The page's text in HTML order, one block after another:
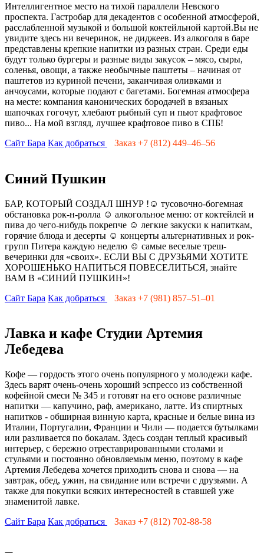
Интеллигентное место на тихой параллели Невского
проспекта. Гаcтробар для декадентов c особенной атмосферой,
расслабленной музыкой и большой коктейльной картой.Вы не
увидите здесь ни вечеринок, не диджеев. Из алкоголя в баре
представлены крепкие напитки из разных стран. Среди еды
будут только бургеры и разные виды закусок – мясо, сыры,
соленья, овощи, а также необычные паштеты – начиная от
паштетов из куриной печени, заканчивая оливками и
анчоусами, которые подают с багетами. Богемная атмосфера
на месте: компания канонических бородачей в вязаных
шапочках гогочут, хлебают рыбный суп и пьют крафтовое
пиво... На мой взгляд, лучшее крафтовое пиво в СПБ!
Сайт Бара Как добраться Заказ +7 (812) 449–46–56
Синий Пушкин
БАР, КОТОРЫЙ СОЗДАЛ ШНУР !☺ тусовочно-богемная
обстановка рок-н-ролла ☺ алкогольное меню: от коктейлей и
пива до чего-нибудь покрепче ☺ легкие закуски к напиткам,
горячие блюда и десерты ☺ концерты альтернативных и рок-
групп Питера каждую неделю ☺ самые веселые треш-
вечеринки для «своих». ЕСЛИ ВЫ С ДРУЗЬЯМИ ХОТИТЕ
ХОРОШЕНЬКО НАПИТЬСЯ ПОВЕСЕЛИТЬСЯ, знайте
ВАМ В «СИНИЙ ПУШКИН»!
Сайт Бара Как добраться Заказ +7 (981) 857–51–01
Лавка и кафе Студии Артемия
Лебедева
Кофе — гордость этого очень популярного у молодежи кафе.
Здесь варят очень-очень хороший эспрессо из собственной
кофейной смеси № 345 и готовят на его основе различные
напитки — капучино, раф, американо, латте. Из спиртных
напитков - обширная винную карта, красные и белые вина из
Италии, Португалии, Франции и Чили — подается бутылками
или разливается по бокалам. Здесь создан теплый красивый
интерьер, с бережно отреставрированными столами и
стульями и постоянно обновляемым меню, поэтому в кафе
Артемия Лебедева хочется приходить снова и снова — на
завтрак, обед, ужин, на свидание или встречи с друзьями. А
также для покупки всяких интересностей в ставшей уже
знаменитой лавке.
Сайт Бара Как добраться Заказ +7 (812) 702-88-58